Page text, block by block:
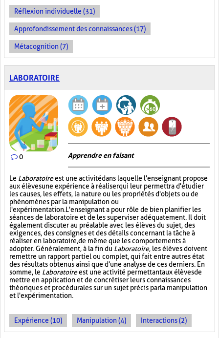
Réflexion individuelle (31)
Approfondissement des connaissances (17)
Métacognition (7)
LABORATOIRE
0 Apprendre en faisant
Le Laboratoireest une activité dans laquelle l'enseignant propose
aux élèves une expérience à réaliser qui leur permettra d'étudier
les causes, les effets, la nature ou les propriétés d'objets ou de
phénomènes par la manipulation ou
l'expérimentation. L'enseignant a pour rôle de bien planifier les
séances de laboratoire et de les superviser adéquatement. Il doit
également discuter au préalable avec les élèves du sujet, des
exigences, des consignes et des détails concernant la tâche à
réaliser en laboratoire, de même que les comportements à
adopter. Généralement, à la fin du Laboratoire, les élèves doivent
remettre un rapport partiel ou complet, qui fait entre autres état
des résultats obtenus ainsi que d'une analyse de ces derniers. En
somme, le Laboratoireest une activité permettant aux élèves de
mettre en application et de concrétiser leurs connaissances
théoriques et procédurales sur un sujet précis par la manipulation
et l'expérimentation.
Expérience (10) Manipulation (4) Interactions (2)